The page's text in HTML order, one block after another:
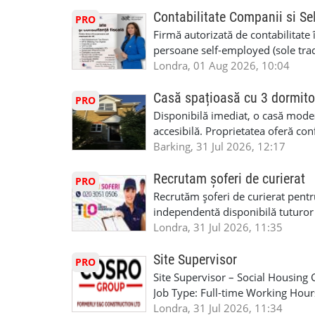
PRO Contabilitate Companii si
Firmă autorizată de contabilitate
persoane self-employed (sole
închiriate (landlords) Serviciile
HMRC: PAYE / VAT / CIS ✔
Consultanță fiscală ✔ Declarații
Corporation Tax ✔ Company
planuri ✔ Cash-flow și previziuni
serviciile noastre? ✔ Suntem
ca tax agents ✔ Suntem
Service Provider), astfel putem
Deținem asigurare profesională
Disponibilitate pentru
07444800302 Email:
Brooker Road, Waltham Abbey,
Londra, 01 Aug 2026, 10:04
PRO Casă spațioasă cu 3
Disponibilă imediat, o casă
accesibilă. Proprietatea oferă
sau pentru persoane care caută
disponibilă Locuință recent
facilități locale Condiții:
Disponibilă imediat Contract
£2500 Contact: Pentru vizionare
Barking, 31 Jul 2026, 12:17
PRO Recrutam șoferi de curierat
Recrutăm șoferi de curierat
independentă disponibilă
experiența, deoarece se va
GBP-170,00 GBP/zi + TVA
performanță de 10 GBP + 1,8
Kilometraj folosit in interes de
perioada anului Bonus pentru
Londra, 31 Jul 2026, 11:35
PRO Site Supervisor
Site Supervisor – Social
Job Type: Full-time Working
break) Pay Rate: £28.00 per
Londra, 31 Jul 2026, 11:34